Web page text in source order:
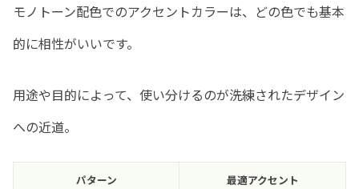
モノトーン配色でのアクセントカラーは、どの色でも基本
的に相性がいいです。
用途や目的によって、使い分けるのが洗練されたデザイン
への近道。
パターン 最適アクセント